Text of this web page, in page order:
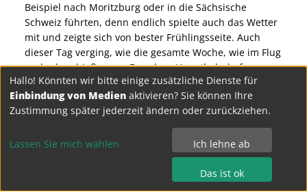
Beispiel nach Moritzburg oder in die Sächsische
Schweiz führten, denn endlich spielte auch das Wetter
mit und zeigte sich von bester Frühlingsseite. Auch
dieser Tag verging, wie die gesamte Woche, wie im Flug
und schon hieß es am Dresdner Hauptbahnhof
Abschied voneinander zu nehmen, allerdings nur für
einige Wochen, denn im September 2023 reisen wir
gemeinsam nach Frankreich, um unsere Partner und
neuen Freunde wiederzutreffen.
Diese Maßnahme wird mitfinanziert durch Steuermittel
Hallo! Könnten wir bitte einige zusätzliche Dienste für
Einbindung von Medien aktivieren? Sie können Ihre
Zustimmung später jederzeit ändern oder zurückziehen.
Lassen Sie mich wählen Ich lehne ab
Das ist ok